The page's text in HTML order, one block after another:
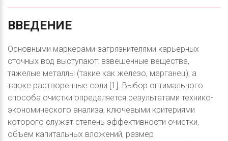
ВВЕДЕНИЕ
Основными маркерами-загрязнителями карьерных
сточных вод выступают: взвешенные вещества,
тяжелые металлы (такие как железо, марганец), а
также растворенные соли [1]. Выбор оптимального
способа очистки определяется результатами технико-
экономического анализа, ключевыми критериями
которого служат степень эффективности очистки,
объем капитальных вложений, размер